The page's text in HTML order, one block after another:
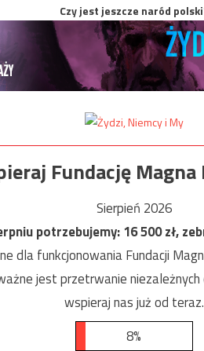
Czy jest jeszcze naród
Fundację Magna
Sierpień 2026
potrzebujemy:16 500zł,
dla funkcjonowania Fundacji
jest przetrwanie
wspieraj nas już od teraz.
8%